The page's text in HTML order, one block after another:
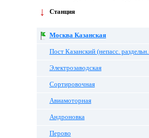
Станция
Москва Казанская
Пост Казанский (непасс.
Электрозаводская
Сортировочная
Авиамоторная
Андроновка
Перово